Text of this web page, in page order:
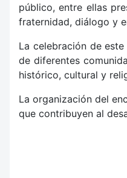
público, entre ellas
fraternidad, diálogo y
La celebración de
de diferentes
histórico, cultural y
La organización del
que contribuyen al